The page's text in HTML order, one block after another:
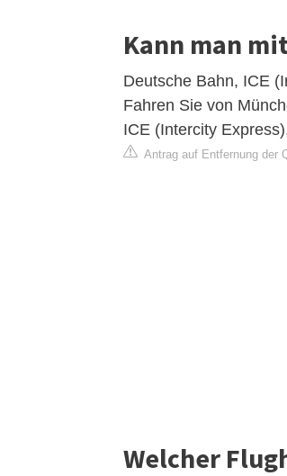
Kann man
Deutsche Bahn, ICE
Fahren Sie von
ICE (Intercity
Antrag auf Entfernung der
Welcher